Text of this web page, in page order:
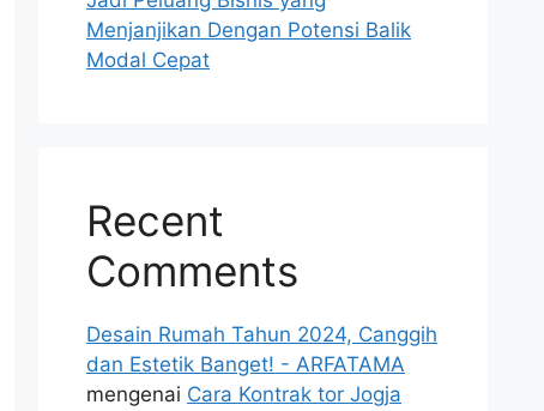
Menjanjikan Dengan Potensi Balik
Modal Cepat
Recent
Comments
Desain Rumah Tahun 2024, Canggih
dan Estetik Banget! - ARFATAMA
mengenai Cara Kontrak tor Jogja